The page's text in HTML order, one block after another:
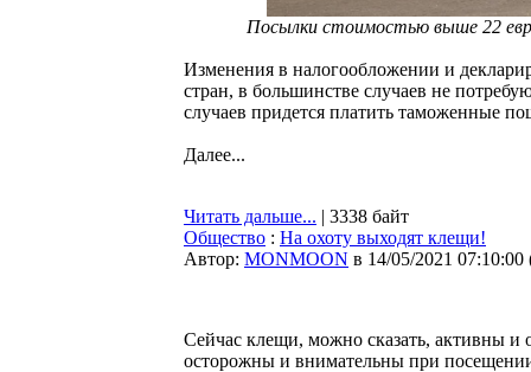
Посылки стоимостью выше 22
Изменения в налогообложении и
стран, в большинстве случаев не
случаев придется платить таможенные
Далее...
Читать дальше... | 3338 байт
Общество : На охоту выходят клещи!
Автор: MONMOON в 14/05/2021 07:10:00
Сейчас клещи, можно сказать, активны и
осторожны и внимательны при